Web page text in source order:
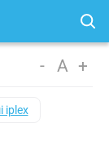
- A +
iplex